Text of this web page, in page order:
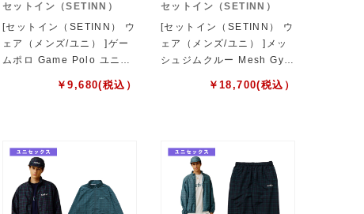
セットイン（SETINN）
[セットイン（SETINN） ウ
ェア（メンズ/ユニ） ]ゲー
ムポロ Game Polo ユニセ
￥9,680(税込）
セットイン（SETINN）
[セットイン（SETINN） ウ
ェア（メンズ/ユニ） ]メッ
シュジムクルー Mesh Gym
Crew ユニセックス 26S-0
￥ 18,700(税込）